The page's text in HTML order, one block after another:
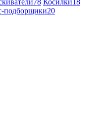
подборщики20